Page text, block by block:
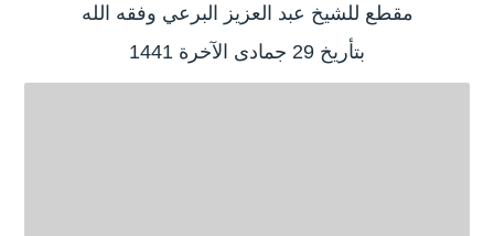
مقطع للشيخ عبد العزيز البرعي وفقه الله
بتأريخ 29 جمادى الآخرة 1441